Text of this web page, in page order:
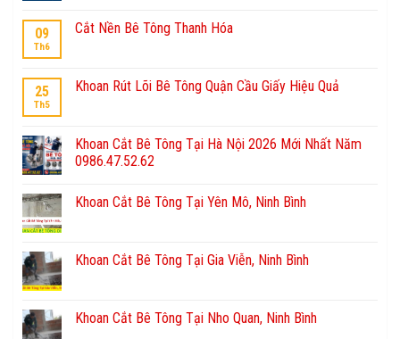
09
Th6
Cắt Nền Bê Tông Thanh Hóa
25
Th5
Khoan Rút Lõi Bê Tông Quận Cầu Giấy Hiệu Quả
Khoan Cắt Bê Tông Tại Hà Nội 2026 Mới Nhất Năm
0986.47.52.62
Khoan Cắt Bê Tông Tại Yên Mô, Ninh Bình
Khoan Cắt Bê Tông Tại Gia Viễn, Ninh Bình
Khoan Cắt Bê Tông Tại Nho Quan, Ninh Bình